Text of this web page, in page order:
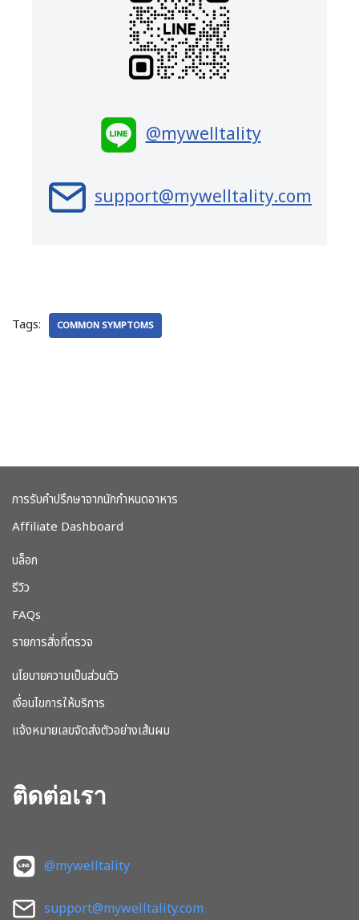
@mywelltality
support@mywelltality.com
Tags: COMMON SYMPTOMS
การรับคำปรึกษาจากนักกำหนดอาหาร
Affiliate Dashboard
บล็อก
รีวิว
FAQs
รายการสิ่งที่ตรวจ
นโยบายความเป็นส่วนตัว
เงื่อนไขการให้บริการ
แจ้งหมายเลขจัดส่งตัวอย่างเส้นผม
ติดต่อเรา
@mywelltality
support@mywelltality.com